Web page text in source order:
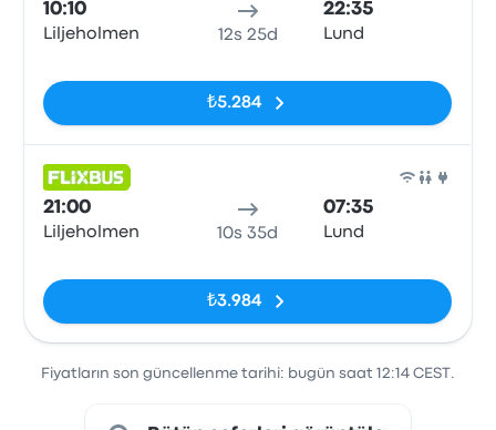
10:10
Liljeholmen 12s 25d
22:35
Lund
₺5.284
21:00
Liljeholmen 10s 35d
07:35
Lund
₺3.984
Fiyatların son güncellenme tarihi: bugün saat 12:14 CEST.